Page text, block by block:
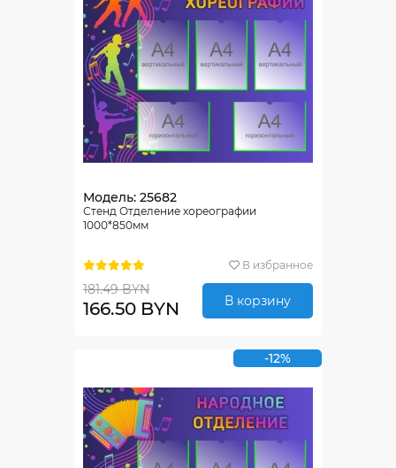
Модель: 25682
Стенд Отделение хореографии
1000*850мм
В избранное
181.49 BYN
166.50 BYN В корзину
-12%